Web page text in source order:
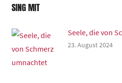
SING MIT
Seele, die von
23. August 2024